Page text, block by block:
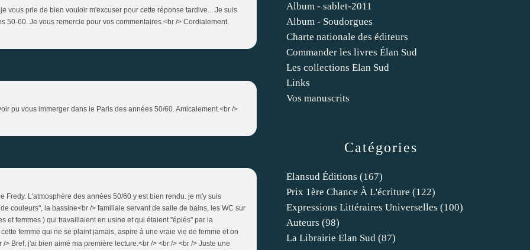
vous prie de bien vouloir m'excuser pour cette réponse tardive... Je suis
50-60. Je vous remercie pour vos commentaires.<br /> Cordialement.
pu vous immerger dans le Paris des années 50/60. Amicalement.<br />
Fredy. L'atmosphère des années 50/60 y est bien rendu. je m'y suis
couleurs", la bassine<br /> familiale servant de salle de bains, les WC sur
et femmes ) qui travaillaient en usine et qui étaient "épiés" par la
femme qui ne se plaint jamais, aspire à une vraie vie de femme et on
Bref, j'ai bien aimé ma première lecture.<br /> <br /> <br /> Juste une
Catégories
Elansud Éditions (167)
Prix 1ère Chance À L'écriture (122)
Expressions Littéraires Universelles (100)
Auteurs (98)
La Librairie Elan Sud (87)
Album - sablet-2011
Album - Soudorgues
Charte nationale des éditeurs
Commander les livres Élan Sud
Les collections Elan Sud
Links
Vos manuscrits